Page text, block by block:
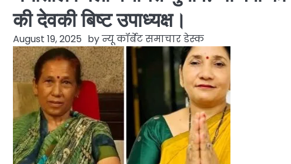
की देवकी बिष्ट उपाध्यक्ष।
August 19, 2025 byन्यू कॉर्बेट समाचार डेस्क